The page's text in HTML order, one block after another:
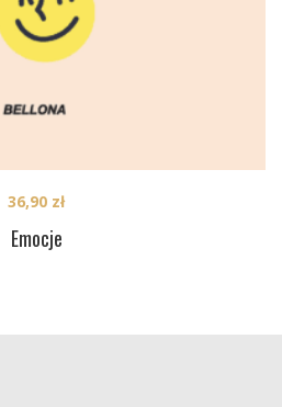
Emocje
36,90 zł